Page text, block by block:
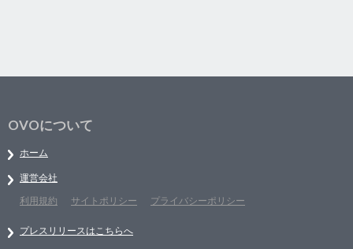
OVOについて
ホーム
運営会社
利用規約
サイトポリシー プライバシーポリシー
プレスリリースはこちらへ